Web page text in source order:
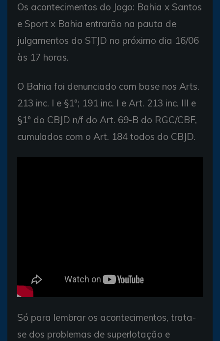
Os acontecimentos do Jogo: Bahia x Santos
e Sport x Bahia entrarão na pauta de
julgamentos do STJD no próximo dia 16/06
às 17 horas.
O Bahia foi denunciado com base nos Arts.
213 inc. I e §1º; 191 inc. I e Art. 213 inc. III e
§1º do CBJD n/f do Art. 69-B do RGC/CBF,
cumulados com o Art. 184 todos do CBJD.
Só para lembrar os acontecimentos, trata-
se dos problemas de superlotação e